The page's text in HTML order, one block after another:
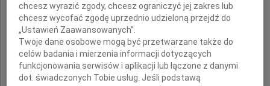
Panu
Mirosławowi Karapyta
chcesz wyrazić zgody, chcesz ograniczyć jej zakres lub
chcesz wycofać zgodę uprzednio udzieloną przejdź do
„Ustawień Zaawansowanych”.
Twoje dane osobowe mogą być przetwarzane także do
celów badania i mierzenia informacji dotyczących
funkcjonowania serwisów i aplikacji lub łączone z danymi
dot. świadczonych Tobie usług. Jeśli podstawą